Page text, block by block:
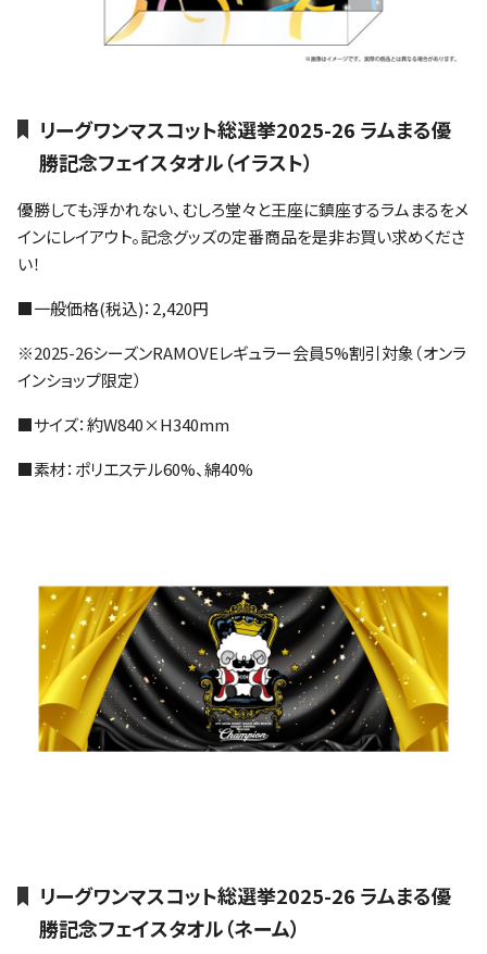
リーグワンマスコット総選挙2025-26 ラムまる優
勝記念フェイスタオル（イラスト）
優勝しても浮かれない、むしろ堂々と王座に鎮座するラムまるをメ
インにレイアウト。記念グッズの定番商品を是非お買い求めくださ
い！
■一般価格(税込)：2,420円
※2025-26シーズンRAMOVEレギュラー会員5%割引対象（オンラ
インショップ限定）
■サイズ：約W840×H340mm
■素材：ポリエステル60%、綿40%
リーグワンマスコット総選挙2025-26 ラムまる優
勝記念フェイスタオル（ネーム）